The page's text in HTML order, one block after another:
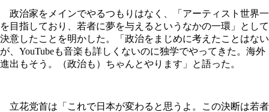
政治家をメインでやるつもりはなく、「アーティスト世界一
を目指しており、若者に夢を与えるというなかの一環」として
決意したことを明かした。「政治をまじめに考えたことはない
が、YouTubeも音楽も詳しくないのに独学でやってきた。海外
進出もそう。（政治も）ちゃんとやります」と語った。
立花党首は「これで日本が変わると思うよ。この決断は若者